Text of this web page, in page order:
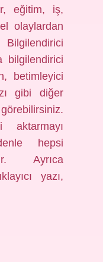
eğitim, iş,
olaylardan
bilgilendirici
betimleyici
gibi diğer
aktarmayı
hepsi
Ayrıca
yazı,